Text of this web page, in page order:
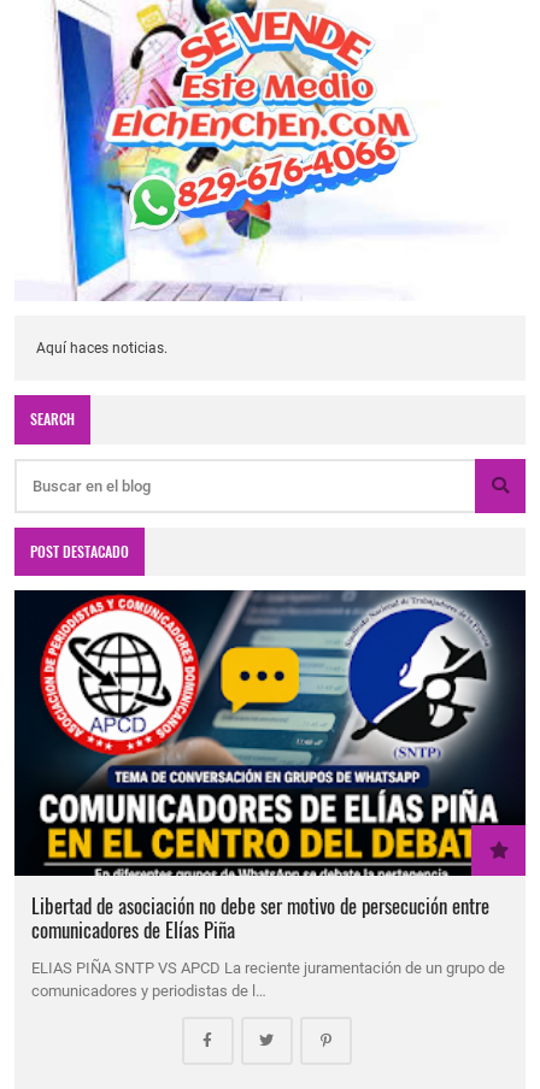
Aquí haces noticias.
SEARCH
POST DESTACADO
Libertad de asociación no debe ser motivo de persecución entre
comunicadores de Elías Piña
ELIAS PIÑA SNTP VS APCD La reciente juramentación de un grupo de
comunicadores y periodistas de l…